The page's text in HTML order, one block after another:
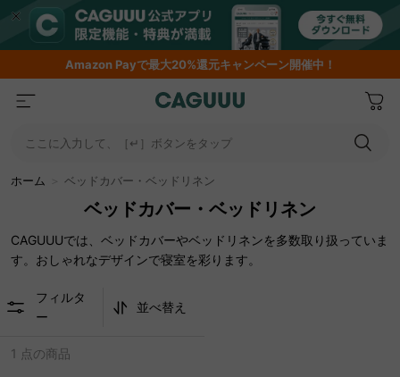
AmazonPayで最大20%還元キャンペーン開催中！
ここに入力して、［↵］ボタンをタップ
ホーム ベッドカバー・ベッドリネン
ベッドカバー・ベッドリネン
CAGUUUでは、ベッドカバーやベッドリネンを多数取り扱っていま
す。おしゃれなデザインで寝室を彩ります。
フィルタ
ー
並べ替え
1 点の商品